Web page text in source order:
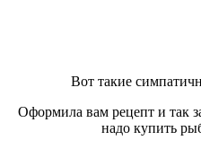
Вот такие
Оформила вам рецепт и так
надо купить